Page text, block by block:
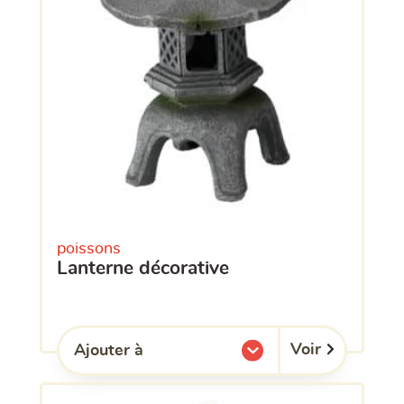
poissons
lanterne décorative
Ajouter à
l'une de mes listes. Voir